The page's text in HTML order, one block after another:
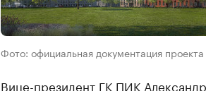
Фото: официальная документация проекта
Вице-президент ГК ПИК